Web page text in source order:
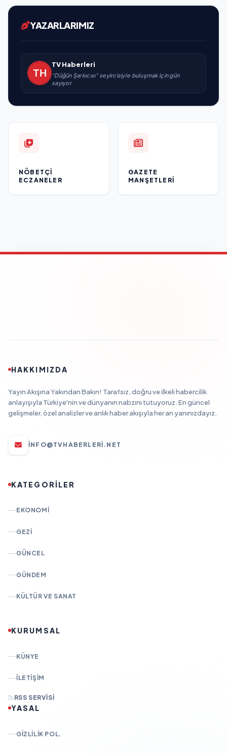
YAZARLARIMIZ
TV Haberleri
“Düğün Şarkıcısı” seyircisiyle buluşmak için gün
sayıyor
NÖBETÇI
ECZANELER
GAZETE
MANŞETLERI
HAKKIMIZDA
Yayın Akışına Yakından Bakın! Tarafsız, doğru ve ilkeli habercilik
anlayışıyla Türkiye'nin ve dünyanın nabzını tutuyoruz. En güncel
gelişmeler, özel analizler ve anlık haber akışıyla her an yanınızdayız.
INFO@TVHABERLERI.NET
KATEGORİLER
EKONOMI
GEZI
GÜNCEL
GÜNDEM
KÜLTÜR VE SANAT
KURUMSAL
KÜNYE
İLETIŞIM
RSS SERVISI
YASAL
GIZLILIK POL.